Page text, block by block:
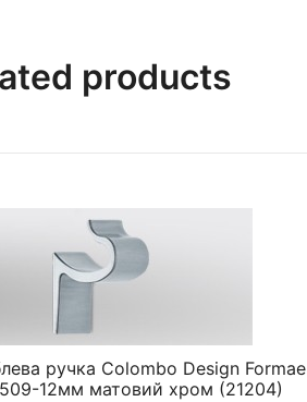
products
ручка Colombo Design Formae
12мм матовий хром (21204)